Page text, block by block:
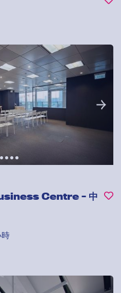
Centre - 中
時